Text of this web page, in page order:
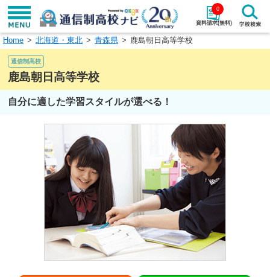
資料請求(無料)
0
学校名で探す
エリアから探す
エリアを選択して探す
北海道・東北
北陸・甲信越
中国
九州・沖縄
Home 北海道・東北 青森県 鹿島朝日高等学校
通信制高校
鹿島朝日高等学校
自分に適した学習スタイルが選べる！